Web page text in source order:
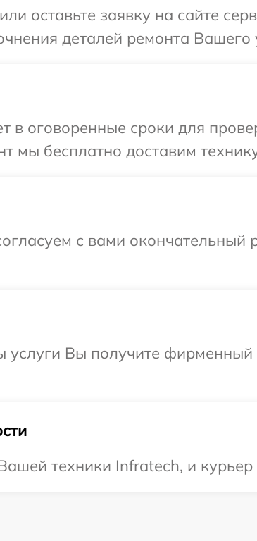
оставьте заявку на сайте
деталей ремонта Вашего
в оговоренные сроки для
мы бесплатно доставим
с вами окончательный
Вы получите фирменный
техники Infratech, и